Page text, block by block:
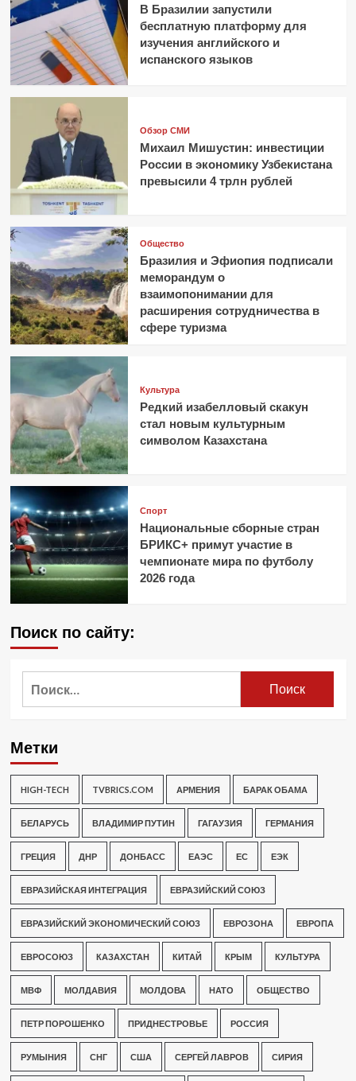
В Бразилии запустили
бесплатную платформу для
изучения английского и
испанского языков
Обзор СМИ
Михаил Мишустин: инвестиции
России в экономику Узбекистана
превысили 4 трлн рублей
Общество
Бразилия и Эфиопия подписали
меморандум о
взаимопонимании для
расширения сотрудничества в
сфере туризма
Культура
Редкий изабелловый скакун
стал новым культурным
символом Казахстана
Спорт
Национальные сборные стран
БРИКС+ примут участие в
чемпионате мира по футболу
2026 года
Поиск по сайту:
Метки
HIGH-TECH TVBRICS.COM АРМЕНИЯ БАРАК ОБАМА
БЕЛАРУСЬ ВЛАДИМИР ПУТИН ГАГАУЗИЯ ГЕРМАНИЯ
ГРЕЦИЯ ДНР ДОНБАСС ЕАЭС ЕС ЕЭК
ЕВРАЗИЙСКАЯ ИНТЕГРАЦИЯ ЕВРАЗИЙСКИЙ СОЮЗ
ЕВРАЗИЙСКИЙ ЭКОНОМИЧЕСКИЙ СОЮЗ ЕВРОЗОНА ЕВРОПА
ЕВРОСОЮЗ КАЗАХСТАН КИТАЙ КРЫМ КУЛЬТУРА
МВФ МОЛДАВИЯ МОЛДОВА НАТО ОБЩЕСТВО
ПЕТР ПОРОШЕНКО ПРИДНЕСТРОВЬЕ РОССИЯ
РУМЫНИЯ СНГ США СЕРГЕЙ ЛАВРОВ СИРИЯ